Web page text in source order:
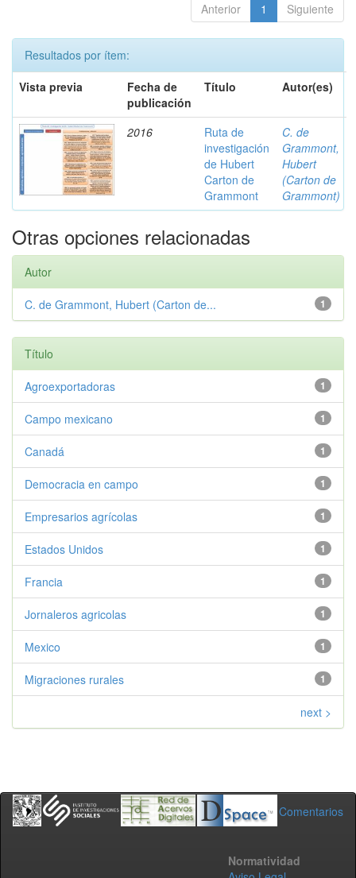
Anterior 1 Siguiente
Resultados por ítem:
Vista previa
Fecha de
publicación
Título Autor(es)
2016
Ruta de
investigación
de Hubert
Carton de
Grammont
C. de
Grammont,
Hubert
(Carton de
Grammont)
Otras opciones relacionadas
Autor
1
C. de Grammont, Hubert (Carton de...
Título
1
Agroexportadoras
1
Campo mexicano
1
Canadá
1
Democracia en campo
1
Empresarios agrícolas
1
Estados Unidos
1
Francia
1
Jornaleros agricolas
1
Mexico
1
Migraciones rurales
next >
Comentarios
Normatividad